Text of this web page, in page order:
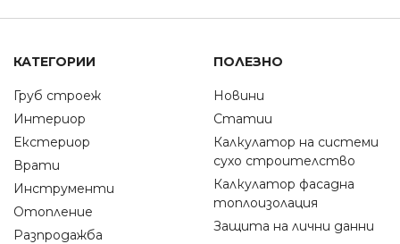
КАТЕГОРИИ
Груб строеж
Интериор
Екстериор
Врати
Инструменти
Отопление
Разпродажба
ПОЛЕЗНО
Новини
Статии
Калкулатор на системи
сухо строителство
Калкулатор фасадна
топлоизолация
Защита на лични данни